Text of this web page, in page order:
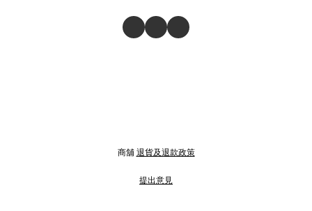
商舖 退貨及退款政策
提出意見